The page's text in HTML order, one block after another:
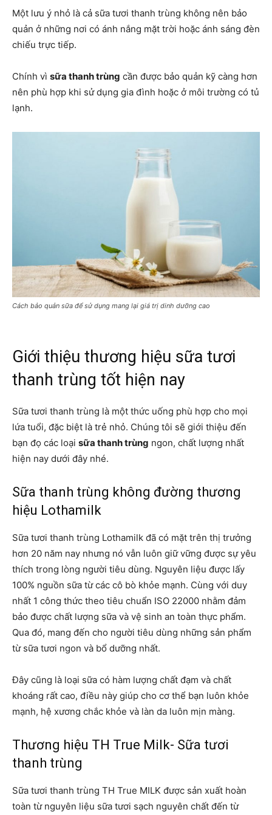
Một lưu ý nhỏ là cả sữa tươi thanh trùng không nên bảo
quản ở những nơi có ánh nắng mặt trời hoặc ánh sáng đèn
chiếu trực tiếp.
Chính vì sữa thanh trùng cần được bảo quản kỹ càng hơn
nên phù hợp khi sử dụng gia đình hoặc ở môi trường có tủ
lạnh.
Cách bảo quản sữa để sử dụng mang lại giá trị dinh dưỡng cao
Giới thiệu thương hiệu sữa tươi
thanh trùng tốt hiện nay
Sữa tươi thanh trùng là một thức uống phù hợp cho mọi
lứa tuổi, đặc biệt là trẻ nhỏ. Chúng tôi sẽ giới thiệu đến
bạn đọ các loại sữa thanh trùng ngon, chất lượng nhất
hiện nay dưới đây nhé.
Sữa thanh trùng không đường thương
hiệu Lothamilk
Sữa tươi thanh trùng Lothamilk đã có mặt trên thị trưởng
hơn 20 năm nay nhưng nó vẫn luôn giữ vững được sự yêu
thích trong lòng người tiêu dùng. Nguyên liệu được lấy
100% nguồn sữa từ các cô bò khỏe mạnh. Cùng với duy
nhất 1 công thức theo tiêu chuẩn ISO 22000 nhằm đảm
bảo được chất lượng sữa và vệ sinh an toàn thực phẩm.
Qua đó, mang đến cho người tiêu dùng những sản phẩm
từ sữa tươi ngon và bổ dưỡng nhất.
Đây cũng là loại sữa có hàm lượng chất đạm và chất
khoáng rất cao, điều này giúp cho cơ thể bạn luôn khỏe
mạnh, hệ xương chắc khỏe và làn da luôn mịn màng.
Thương hiệu TH True Milk- Sữa tươi
thanh trùng
Sữa tươi thanh trùng TH True MILK được sản xuất hoàn
toàn từ nguyên liệu sữa tươi sạch nguyên chất đến từ